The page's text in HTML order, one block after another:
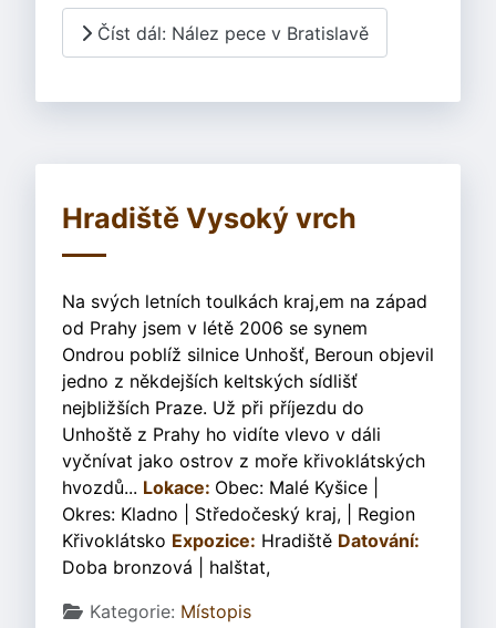
Číst dál: Nález pece v Bratislavě
Hradiště Vysoký vrch
Na svých letních toulkách kraj,em na západ
od Prahy jsem v létě 2006 se synem
Ondrou poblíž silnice Unhošť, Beroun objevil
jedno z někdejších keltských sídlišť
nejbližších Praze. Už při příjezdu do
Unhoště z Prahy ho vidíte vlevo v dáli
vyčnívat jako ostrov z moře křivoklátských
hvozdů... Lokace: Obec: Malé Kyšice |
Okres: Kladno | Středočeský kraj, | Region
Křivoklátsko Expozice: Hradiště Datování:
Doba bronzová | halštat,
Základní údaje
Kategorie: Místopis